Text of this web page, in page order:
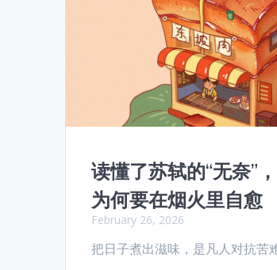
读懂了苏轼的“无奈”
为何要在烟火里自愈
February 26, 2026
把日子煮出滋味，是凡人对抗苦